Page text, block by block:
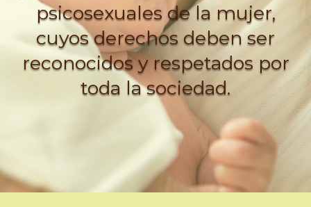
psicosexuales de la mujer,
cuyos derechos deben ser
reconocidos y respetados por
toda la sociedad.